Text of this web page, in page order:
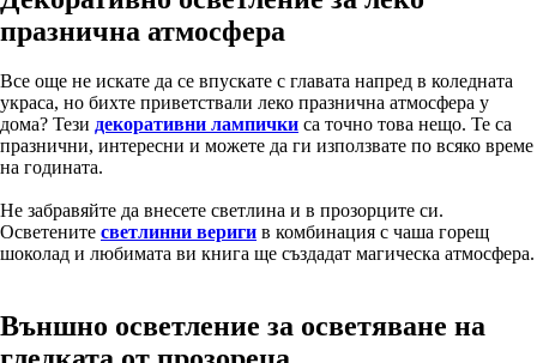
празнична атмосфера
Все още не искате да се впускате с главата напред в коледната
украса, но бихте приветствали леко празнична атмосфера у
дома? Тези декоративни лампички са точно това нещо. Те са
празнични, интересни и можете да ги използвате по всяко време
на годината.
Не забравяйте да внесете светлина и в прозорците си.
Осветените светлинни вериги в комбинация с чаша горещ
шоколад и любимата ви книга ще създадат магическа атмосфера.
Външно осветление за осветяване на